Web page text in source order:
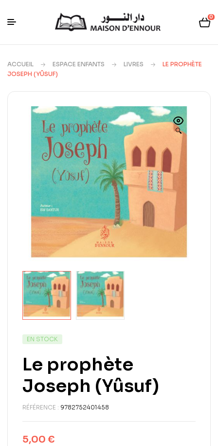
0
ACCUEIL ESPACE ENFANTS LIVRES
LE PROPHÈTE
JOSEPH (YÛSUF)
🔍
EN STOCK
Le prophète
Joseph (Yûsuf)
RÉFÉRENCE : 9782752401458
5,00 €